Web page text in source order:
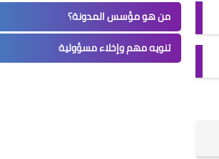
من هو مؤسس المدونة؟
تنويه مهم وإخلاء مسؤولية